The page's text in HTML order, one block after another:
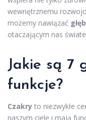
wewnętrznemu
możemy nawiązać
otaczającym nas
Jakie są 7
funkcje?
Czakry to niezwykłe
naszym ciele i mają